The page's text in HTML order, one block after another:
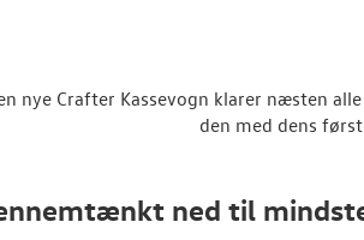
nye Crafter Kassevogn klarer næsten
den med dens
ned til